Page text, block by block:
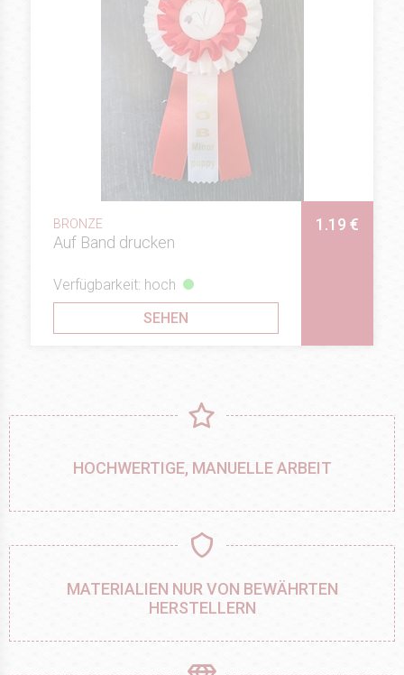
BRONZE
Auf Band drucken
1.19 €
Verfügbarkeit: hoch
SEHEN
HOCHWERTIGE, MANUELLE ARBEIT
MATERIALIEN NUR VON BEWÄHRTEN
HERSTELLERN